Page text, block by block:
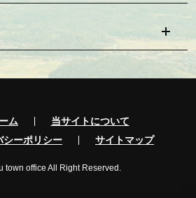
ム
当サイトについて
シーポリシー
サイトマップ
town office All Right Reserved.